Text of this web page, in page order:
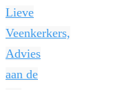
Lieve
Veenkerkers,
Advies
aan de